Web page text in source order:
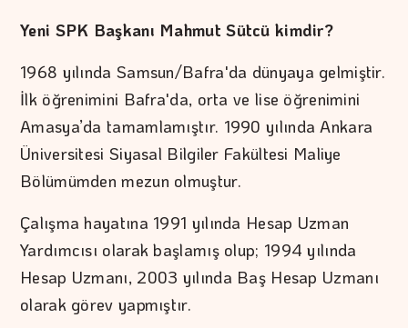
Yeni SPK Başkanı Mahmut Sütcü kimdir?
1968 yılında Samsun/Bafra'da dünyaya gelmiştir.
İlk öğrenimini Bafra'da, orta ve lise öğrenimini
Amasya’da tamamlamıştır. 1990 yılında Ankara
Üniversitesi Siyasal Bilgiler Fakültesi Maliye
Bölümümden mezun olmuştur.
Çalışma hayatına 1991 yılında Hesap Uzman
Yardımcısı olarak başlamış olup; 1994 yılında
Hesap Uzmanı, 2003 yılında Baş Hesap Uzmanı
olarak görev yapmıştır.